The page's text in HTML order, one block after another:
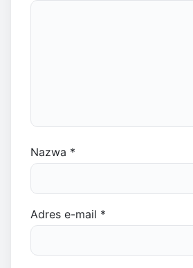
Nazwa *
Adres e-mail *